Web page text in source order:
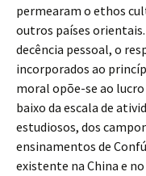
permearam o ethos
outros países
decência pessoal, o
incorporados ao
moral opõe-se ao
baixo da escala de
estudiosos, dos
ensinamentos de
existente na China e